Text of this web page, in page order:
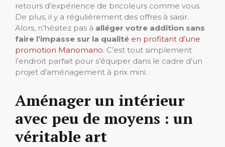
retours d’expérience de bricoleurs comme vous.
De plus, il y a régulièrement des offres à saisir.
Alors, n’hésitez pas à alléger votre addition sans
faire l’impasse sur la qualité en profitant d’une
promotion Manomano. C’est tout simplement
l’endroit parfait pour s’équiper dans le cadre d’un
projet d’aménagement à prix mini.
Aménager un intérieur
avec peu de moyens : un
véritable art